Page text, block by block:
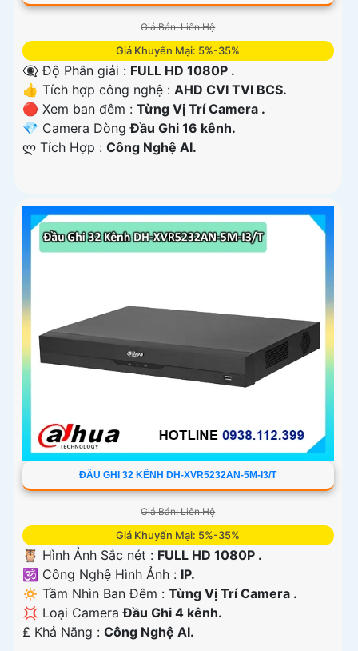
Giá Bán: Liên Hệ
Giá Khuyến Mại: 5%-35%
👁️‍🗨 Độ Phân giải : FULL HD 1080P .
👍 Tích hợp công nghệ : AHD CVI TVI BCS.
🔴 Xem ban đêm : Từng Vị Trí Camera .
💎 Camera DòngĐầu Ghi 16 kênh.
️ლ Tích Hợp : Công Nghệ AI.
ĐẦU GHI 32 KÊNH DH-XVR5232AN-5M-I3/T
Giá Bán: Liên Hệ
Giá Khuyến Mại: 5%-35%
🦉 Hình Ảnh Sắc nét : FULL HD 1080P .
🕉️ Công Nghệ Hình Ảnh : IP.
🔅 Tầm Nhìn Ban Đêm : Từng Vị Trí Camera .
💢 Loại CameraĐầu Ghi 4 kênh.
️₤ Khả Năng : Công Nghệ AI.